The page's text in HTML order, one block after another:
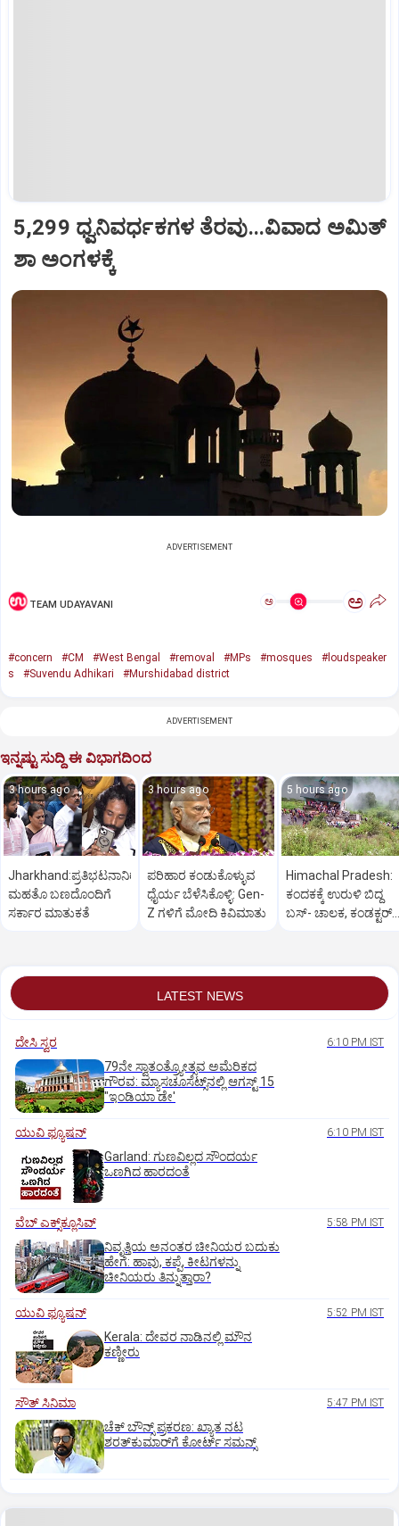
5,299 ಧ್ವನಿವರ್ಧಕಗಳ ತೆರವು...ವಿವಾದ ಅಮಿತ್
ಶಾ ಅಂಗಳಕ್ಕೆ
ADVERTISEMENT
TEAM UDAYAVANI ಅ ಅ
#concern #CM #West Bengal #removal #MPs #mosques
#loudspeaker
s
#Suvendu Adhikari #Murshidabad district
ADVERTISEMENT
ಇನ್ನಷ್ಟು ಸುದ್ದಿ ಈ ವಿಭಾಗದಿಂದ
3 hours ago
Jharkhand:ಪ್ರತಿಭಟನಾನಿರತ
ಮಹತೊ ಬಣದೊಂದಿಗೆ
ಸರ್ಕಾರ ಮಾತುಕತೆ
3 hours ago
ಪರಿಹಾರ ಕಂಡುಕೊಳ್ಳುವ
ಧೈರ್ಯ ಬೆಳೆಸಿಕೊಳ್ಳಿ: Gen-
Z ಗಳಿಗೆ ಮೋದಿ ಕಿವಿಮಾತು
5 hours ago
Himachal Pradesh:
ಕಂದಕಕ್ಕೆ ಉರುಳಿ ಬಿದ್ದ
ಬಸ್-‌ ಚಾಲಕ, ಕಂಡಕ್ಟರ್‌
LATEST NEWS
ದೇಸಿ ಸ್ವರ 6:10 PM IST
79ನೇ ಸ್ವಾತಂತ್ರ್ಯೋತ್ಸವ ಅಮೆರಿಕದ
ಗೌರವ: ಮ್ಯಾಸಚೂಸೆಟ್ಸ್‌ನಲ್ಲಿ ಆಗಸ್ಟ್‌ 15
"ಇಂಡಿಯಾ ಡೇ'
ಯುವಿ ಫ್ಯೂಷನ್ 6:10 PM IST
Garland: ಗುಣವಿಲ್ಲದ ಸೌಂದರ್ಯ
ಒಣಗಿದ ಹಾರದಂತೆ
ವೆಬ್ ಎಕ್ಸ್‌ಕ್ಲೂಸಿವ್ 5:58 PM IST
ನಿವೃತ್ತಿಯ ಅನಂತರ ಚೀನಿಯರ ಬದುಕು
ಹೇಗೆ: ಹಾವು, ಕಪ್ಪೆ, ಕೀಟಗಳನ್ನು
ಚೀನಿಯರು ತಿನ್ನುತ್ತಾರಾ?
ಯುವಿ ಫ್ಯೂಷನ್ 5:52 PM IST
Kerala: ದೇವರ ನಾಡಿನಲ್ಲಿ ಮೌನ
ಕಣ್ಣೀರು
ಸೌತ್‌ ಸಿನಿಮಾ 5:47 PM IST
ಚೆಕ್ ಬೌನ್ಸ್ ಪ್ರಕರಣ: ಖ್ಯಾತ ನಟ
ಶರತ್‌ಕುಮಾರ್‌ಗೆ ಕೋರ್ಟ್ ಸಮನ್ಸ್